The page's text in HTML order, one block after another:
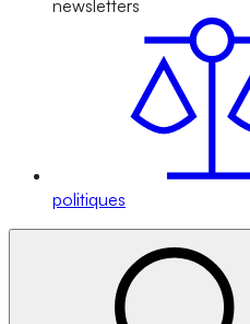
newsletters
politiques